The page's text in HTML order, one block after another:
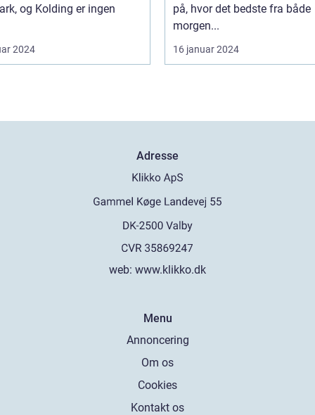
og Kolding er ingen
2024
på, hvor det bedste fra både
morgen...
16 januar 2024
Adresse
web: www.klikko.dk
Menu
Annoncering
Om os
Cookies
Kontakt os